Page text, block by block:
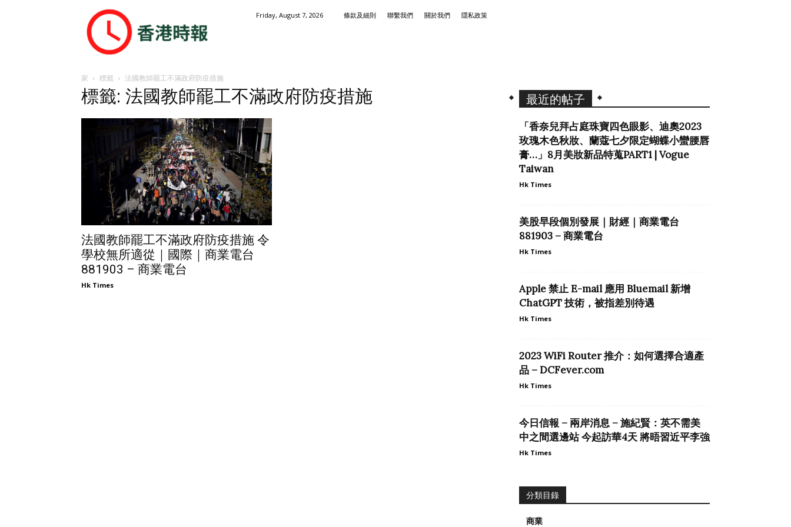
港
時
Friday, August 7, 2026 條款及細則 聯繫我們 關於我們 隱私政策
家 標籤 法國教師罷工不滿政府防疫措施
標籤: 法國教師罷工不滿政府防疫措施
法國教師罷工不滿政府防疫措施 令
學校無所適從｜國際｜商業電台
881903 – 商業電台
Hk Times
最近的帖子
「香奈兒拜占庭珠寶四色眼影、迪奧2023
玫瑰木色秋妝、蘭蔻七夕限定蝴蝶小蠻腰唇
膏…」8月美妝新品特蒐PART1 | Vogue
Taiwan
Hk Times
美股早段個別發展｜財經｜商業電台
881903 – 商業電台
Hk Times
Apple 禁止 E-mail 應用 Bluemail 新增
ChatGPT 技術，被指差別待遇
Hk Times
2023 WiFi Router 推介：如何選擇合適產
品 – DCFever.com
Hk Times
今日信報 – 兩岸消息 – 施紀賢：英不需美
中之間選邊站 今起訪華4天 將晤習近平李強
Hk Times
分類目錄
商業